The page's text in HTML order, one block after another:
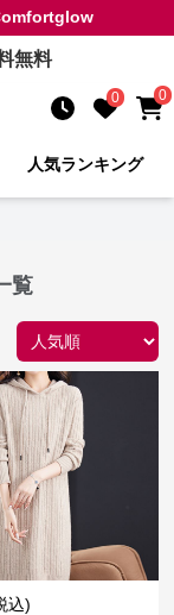
無料
0 0
人気ランキング
覧
込)